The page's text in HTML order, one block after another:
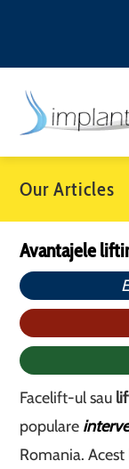
Our Articles
Avantajele
Facelift-ul sau
populare
Romania.